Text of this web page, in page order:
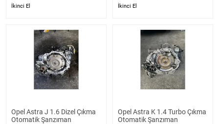
İkinci El İkinci El
Opel Astra J 1.6 Dizel Çıkma
Otomatik Şanzıman
Opel Astra K 1.4 Turbo Çıkma
Otomatik Şanzıman